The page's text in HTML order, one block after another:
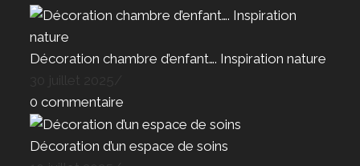
Décoration chambre d’enfant…. Inspiration nature
0 commentaire
Décoration d’un espace de soins